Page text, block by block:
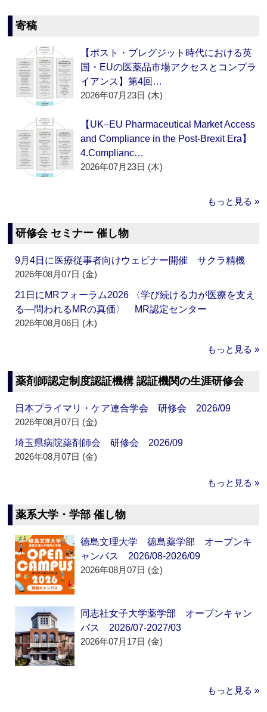
寄稿
【ポスト・ブレグジット時代における英
国・EUの医薬品市場アクセスとコンプラ
イアンス】第4回…
2026年07月23日 (木)
【UK–EU Pharmaceutical Market Access
and Compliance in the Post-Brexit Era】
4.Complianc…
2026年07月23日 (木)
もっと見る »
研修会 セミナー 催し物
9月4日に医療従事者向けウェビナー開催 サクラ精機
2026年08月07日 (金)
21日にMRフォーラム2026 〈学び続ける力が医療を支え
る―問われるMRの真価〉 MR認定センター
2026年08月06日 (木)
もっと見る »
薬剤師認定制度認証機構 認証機関の生涯研修会
日本プライマリ・ケア連合学会 研修会 2026/09
2026年08月07日 (金)
埼玉県病院薬剤師会 研修会 2026/09
2026年08月07日 (金)
もっと見る »
薬系大学・学部 催し物
徳島文理大学 徳島薬学部 オープンキ
ャンパス 2026/08-2026/09
2026年08月07日 (金)
同志社女子大学薬学部 オープンキャン
パス 2026/07-2027/03
2026年07月17日 (金)
もっと見る »